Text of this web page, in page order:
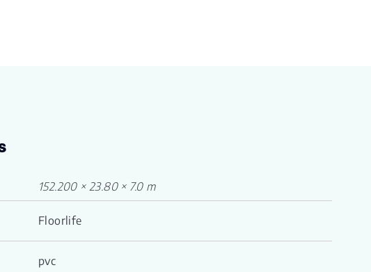
152.200 × 23.80 × 7.0 m
Floorlife
pvc